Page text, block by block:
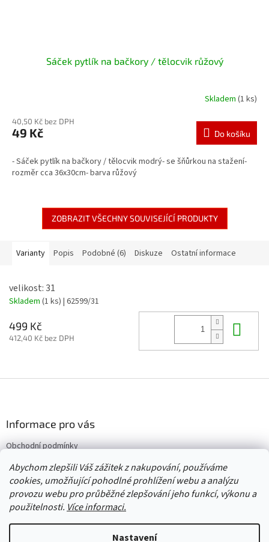
Abychom zlepšili Váš zážitek z nakupování, používáme
cookies, umožňující pohodlné prohlížení webu a analýzu
provozu webu pro průběžné zlepšování jeho funkcí, výkonu a
použitelnosti. Více informaci.
Nastavení
Sáček pytlík na bačkory / tělocvik růžový
Skladem (1 ks)
40,50 Kč bez DPH
49 Kč Do košíku
- Sáček pytlík na bačkory / tělocvik modrý- se šňůrkou na stažení-
rozměr cca 36x30cm- barva růžový
ZOBRAZIT VŠECHNY SOUVISEJÍCÍ PRODUKTY
Varianty Popis Podobné (6) Diskuze Ostatní informace
velikost: 31
Skladem (1 ks) | 62599/31
499 Kč
412,40 Kč bez DPH
í
Informace pro vás
Obchodní podmínky
Vrácení/výměna/reklamace
Velkoobchod